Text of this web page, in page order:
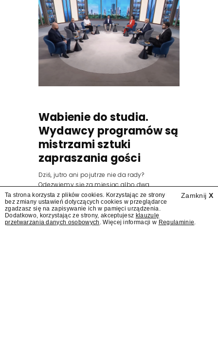
Wabienie do studia.
Wydawcy programów są
mistrzami sztuki
zapraszania gości
Dziś, jutro ani pojutrze nie da rady?
Odezwiemy się za miesiąc albo dwa.
Wydawcy programów są mistrzami sztuki
zapraszania gości.
Zamknij X
Ta strona korzysta z plików cookies. Korzystając ze strony
bez zmiany ustawień dotyczących cookies w przeglądarce
zgadzasz się na zapisywanie ich w pamięci urządzenia.
Dodatkowo, korzystając ze strony, akceptujesz klauzulę
przetwarzania danych osobowych . Więcej informacji w Regulaminie.